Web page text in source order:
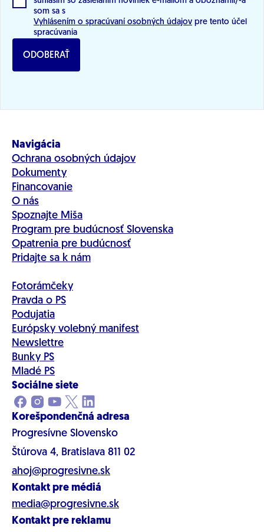
som sa s
Vyhlásením o spracúvaní osobných údajov pre tento účel
spracúvania
ODOBERAŤ
Navigácia
Ochrana osobných údajov
Dokumenty
Financovanie
O nás
Spoznajte Miša
Program pre budúcnosť Slovenska
Opatrenia pre budúcnosť
Pridajte sa k nám
Fotorámčeky
Pravda o PS
Podujatia
Európsky volebný manifest
Newslettre
Bunky PS
Mladé PS
Sociálne siete
Korešpondenčná adresa
Progresívne Slovensko
Štúrova 4, Bratislava 811 02
ahoj@progresivne.sk
Kontakt pre médiá
media@progresivne.sk
Kontakt pre reklamu